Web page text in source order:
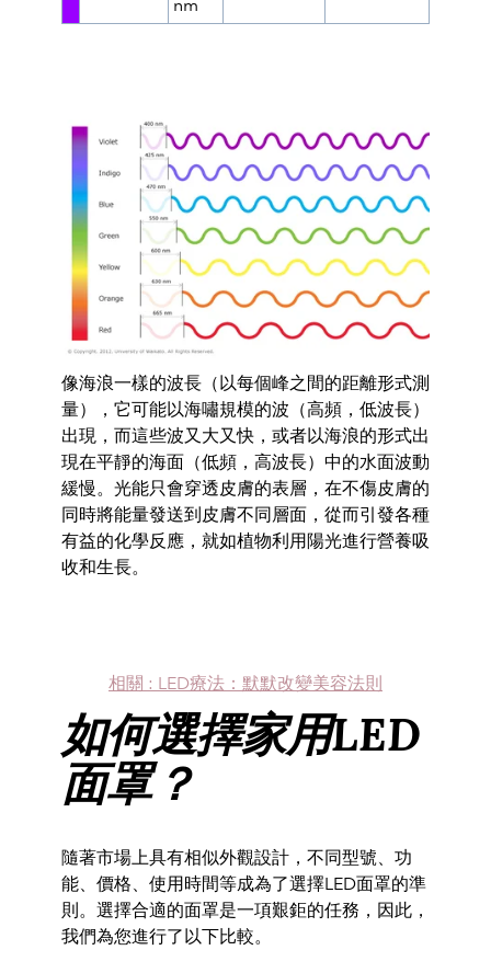
nm
像海浪一樣的波長（以每個峰之間的距離形式測
量）， 它可能以海嘯規模的波（高頻，低波長）
出現，而這些波又大又快， 或者以海浪的形式出
現在平靜的海面（低頻，高波長） 中的水面波動
緩慢。 光能只會穿透皮膚的表層，在不傷皮膚的
同時將能量發送到皮膚不同層面， 從而引發各種
有益的化學反應， 就如植物利用陽光進行營養吸
收和生長。
相關 : LED療法：默默改變美容法則
如何選擇家用LED
面罩？
隨著市場上具有相似外觀設計，不同型號、功
能、價格、 使用時間等成為了選擇LED面罩的準
則。 選擇合適的面罩是一項艱鉅的任務，因此，
我們為您進行了以下比較。